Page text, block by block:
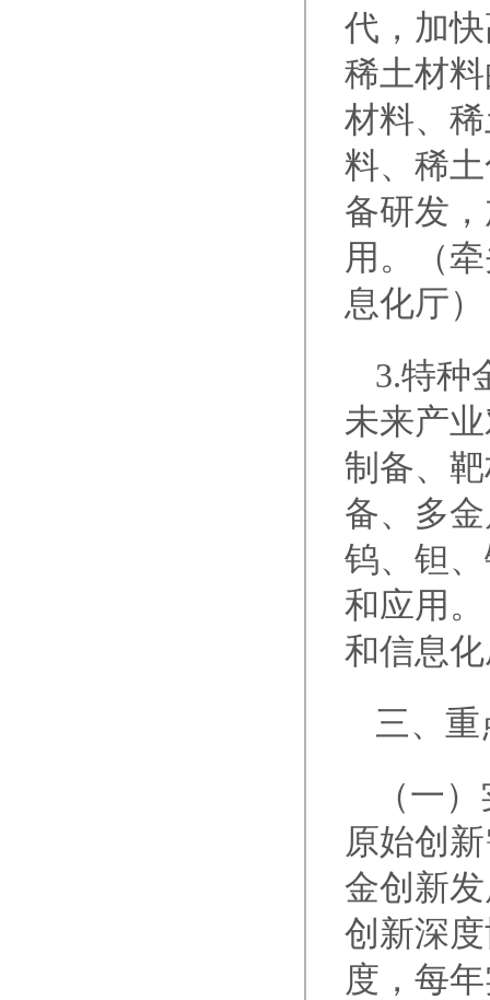
代，加
稀土材
材料、
料、稀
备研发
用。（
息化厅）
3.特种
未来产
制备、
备、多
钨、钽
和应用
和信息
三、
（一
原始创
金创新
创新深
度，每